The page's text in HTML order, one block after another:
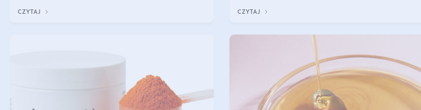
CZYTAJ CZYTAJ